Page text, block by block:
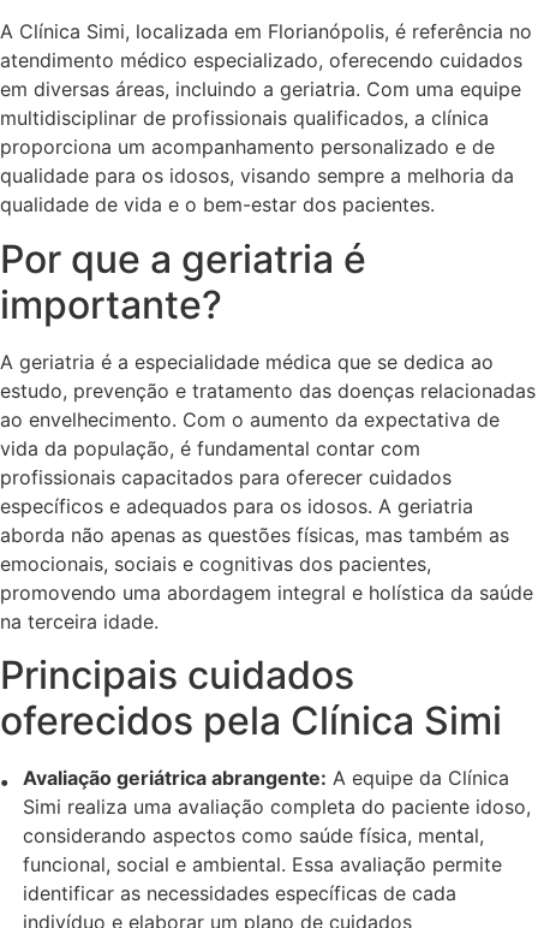
A Clínica Simi, localizada em Florianópolis, é referência no
atendimento médico especializado, oferecendo cuidados
em diversas áreas, incluindo a geriatria. Com uma equipe
multidisciplinar de profissionais qualificados, a clínica
proporciona um acompanhamento personalizado e de
qualidade para os idosos, visando sempre a melhoria da
qualidade de vida e o bem-estar dos pacientes.
Por que a geriatria é
importante?
A geriatria é a especialidade médica que se dedica ao
estudo, prevenção e tratamento das doenças relacionadas
ao envelhecimento. Com o aumento da expectativa de
vida da população, é fundamental contar com
profissionais capacitados para oferecer cuidados
específicos e adequados para os idosos. A geriatria
aborda não apenas as questões físicas, mas também as
emocionais, sociais e cognitivas dos pacientes,
promovendo uma abordagem integral e holística da saúde
na terceira idade.
Principais cuidados
oferecidos pela Clínica Simi
Avaliação geriátrica abrangente: A equipe da Clínica
Simi realiza uma avaliação completa do paciente idoso,
considerando aspectos como saúde física, mental,
funcional, social e ambiental. Essa avaliação permite
identificar as necessidades específicas de cada
indivíduo e elaborar um plano de cuidados